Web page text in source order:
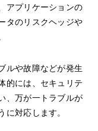
アプリケーションの
タのリスクヘッジや
ルや故障などが発生
的には、セキュリテ
、万が一トラブルが
に対応します。